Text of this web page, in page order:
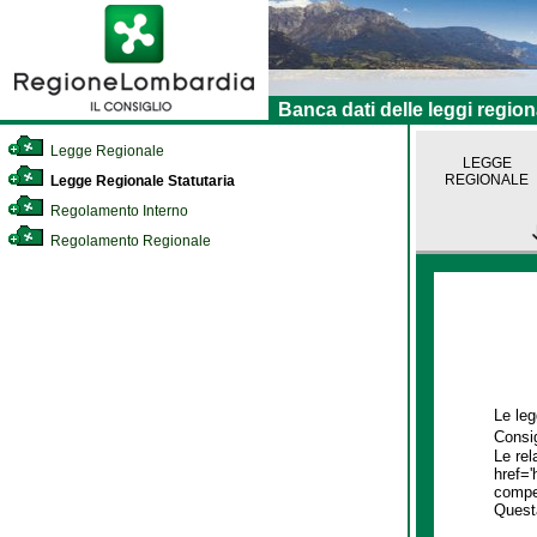
Banca dati delle leggi
Legge Regionale
Legge Regionale Statutaria
Regolamento Interno
Regolamento Regionale
LEGGE
REGIONALE
Le
Le